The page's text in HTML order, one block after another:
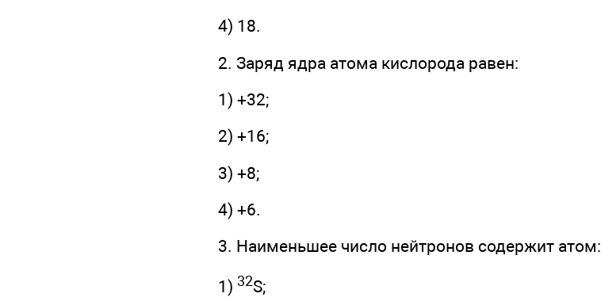
4) 18.
2. Заряд ядра атома кислорода равен:
1) +32;
2) +16;
3) +8;
4) +6.
3. Наименьшее число нейтронов содержит атом:
1) 32S;